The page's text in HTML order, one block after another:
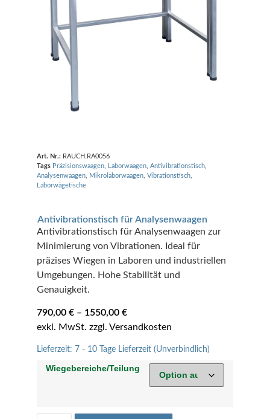
Art. Nr.: RAUCH.RA0056
Tags Präzisionswaagen, Laborwaagen, Antivibrationstisch,
Analysenwaagen, Mikrolaborwaagen, Vibrationstisch,
Laborwägetische
Antivibrationstisch für Analysenwaagen
Antivibrationstisch für Analysenwaagen zur
Minimierung von Vibrationen. Ideal für
präzises Wiegen in Laboren und industriellen
Umgebungen. Hohe Stabilität und
Genauigkeit.
790,00 €– 1550,00 €
Lieferzeit: 7 - 10 Tage Lieferzeit (Unverbindlich)
Wiegebereiche/Teilung